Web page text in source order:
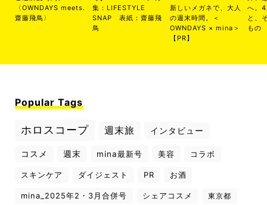
〈OWNDAYS meets.
齋藤飛鳥〉
集：LIFESTYLE
SNAP 表紙：齋藤飛
鳥
新しいメガネで、大人
の週末時間。＜
OWNDAYS × mina＞
【PR】
へ。
と、
もの
Popular Tags
ホロスコープ 週末旅 インタビュー
コスメ 週末 mina最新号 美容 コラボ
スキンケア ダイジェスト PR お酒
mina_2025年2・3月合併号 シェアコスメ 東京都